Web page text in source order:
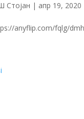
Стојан | апр 19, 2020
anyflip.com/fqlg/